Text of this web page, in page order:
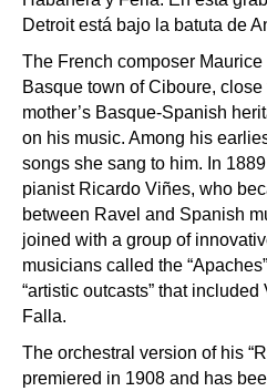
Detroit está bajo la batuta de
The French composer
Basque town of Ciboure,
mother’s Basque-Spanish
on his music. Among his
songs she sang to him. In
pianist Ricardo Viñes, who
between Ravel and Spanish
joined with a group of
musicians called the
“artistic outcasts” that
Falla.
The orchestral version of his
premiered in 1908 and has